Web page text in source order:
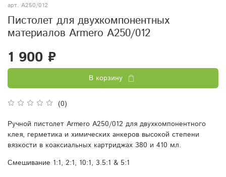
арт. A250/012
Пистолет для двухкомпонентных
материалов Armero A250/012
(0)
1 900 ₽
В корзину
Ручной пистолет Armero A250/012 для двухкомпонентного
клея, герметика и химических анкеров высокой степени
вязкости в коаксиальных картриджах 380 и 410 мл.
Смешивание 1:1, 2:1, 10:1, 3.5:1 & 5:1